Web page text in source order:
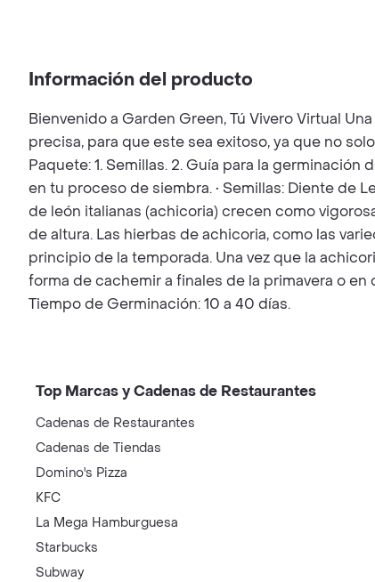
Información del producto
Bienvenido a Garden Green, Tú Vivero Virtual
precisa, para que este sea exitoso, ya que no
Paquete: 1. Semillas. 2. Guía para la
en tu proceso de siembra. • Semillas: Diente de
de león italianas (achicoria) crecen como
de altura. Las hierbas de achicoria, como las
principio de la temporada. Una vez que la
forma de cachemir a finales de la primavera o en
Tiempo de Germinación: 10 a 40 días.
Top Marcas y Cadenas de Restaurantes
Cadenas de Restaurantes
Cadenas de Tiendas
Domino's Pizza
KFC
La Mega Hamburguesa
Starbucks
Subway